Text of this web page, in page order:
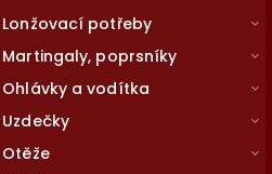
Lonžovací potřeby
Martingaly, poprsníky
Ohlávky a vodítka
Uzdečky
Otěže